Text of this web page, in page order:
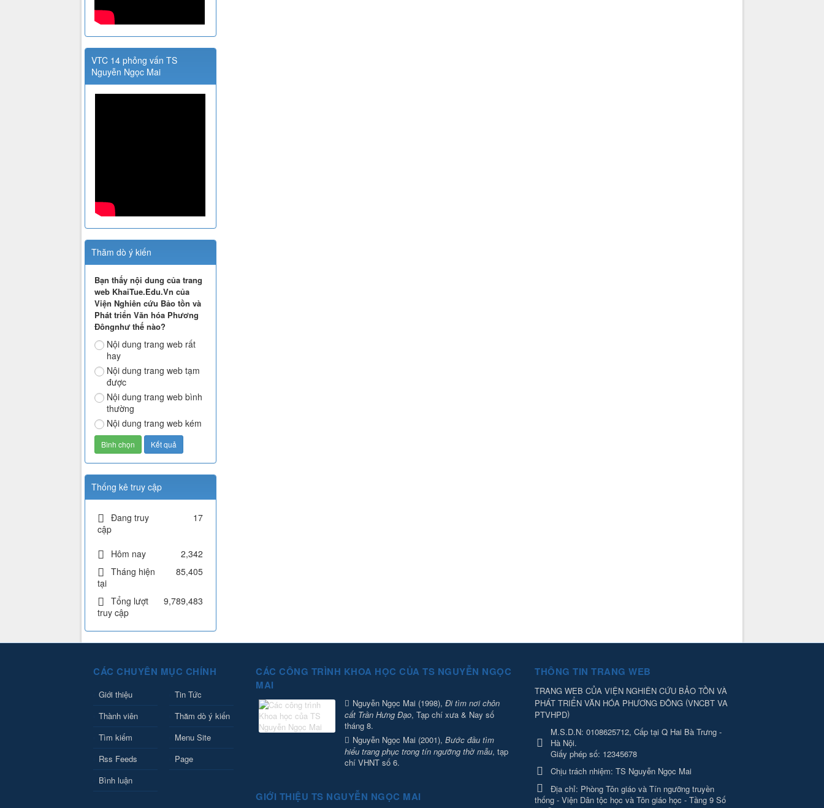
VTC 14 phỏng vấn TS
Nguyễn Ngọc Mai
Thăm dò ý kiến
Bạn thấy nội dung của trang
web KhaiTue.Edu.Vn của
Viện Nghiên cứu Bảo tồn và
Phát triển Văn hóa Phương
Đôngnhư thế nào?
Nội dung trang web rất
hay
Nội dung trang web tạm
được
Nội dung trang web bình
thường
Nội dung trang web kém
Thống kê truy cập
Đang truy
cập
17
Hôm nay
2,342
Tháng hiện
tại
85,405
Tổng lượt
truy cập
9,789,483
CÁC CHUYÊN MỤC CHÍNH
Giới thiệu
Tin Tức
Thành viên
Thăm dò ý kiến
Tìm kiếm
Menu Site
Rss Feeds
Page
Bình luận
CÁC CÔNG TRÌNH KHOA HỌC CỦA TS NGUYỄN NGỌC
MAI
Nguyễn Ngọc Mai (1998), Đi tìm nơi chôn
cất Trần Hưng Đạo, Tạp chí xưa & Nay số
tháng 8.
Nguyễn Ngọc Mai (2001), Bước đầu tìm
hiểu trang phục trong tín ngưỡng thờ mẫu, tạp
chí VHNT số 6.
GIỚI THIỆU TS NGUYỄN NGỌC MAI
THÔNG TIN TRANG WEB
TRANG WEB CỦA VIỆN NGHIÊN CỨU BẢO TỒN VÀ
PHÁT TRIỂN VĂN HÓA PHƯƠNG ĐÔNG (VNCBT VA
PTVHPD)
M.S.D.N: 0108625712, Cấp tại Q Hai Bà Trưng -
Hà Nội.
Giấy phép số: 12345678
Chịu trách nhiệm: TS Nguyễn Ngọc Mai
Địa chỉ: Phòng Tôn giáo và Tín ngưỡng truyền
thống - Viện Dân tộc học và Tôn giáo học - Tầng 9 Số